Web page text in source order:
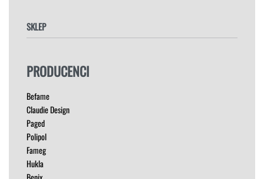
SKLEP
FOTELE
KRZESŁA
ŁÓŻKA
MEBLE RTV
NAROŻNIKI
OUTLET
PUFY
Befame
Claudie Design
Paged
Polipol
Fameg